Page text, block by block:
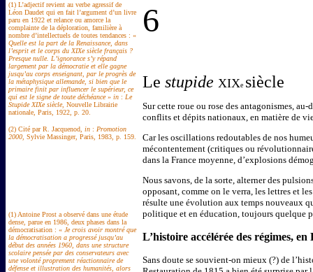
(1) L’adjectif revient au verbe agressif de
Léon Daudet qui en fait l’argument d’un livre
paru en 1922 et relance ou amorce la
complainte de la déploration, familière à
nombre d’intellectuels de toutes tendances : «
Quelle est la part de la Renaissance, dans
l’esprit et le corps du XIXe siècle français ?
Presque nulle. L’ignorance s’y répand
largement par la démocratie et elle gagne
jusqu’au corps enseignant, par le progrès de
la métaphysique allemande, si bien que le
primaire finit par influencer le supérieur, ce
qui est le signe de toute déchéance» in : Le
Stupide XIXe siècle, Nouvelle Librairie
nationale, Paris, 1922, p. 20.
(2) Cité par R. Jacquenod, in : Promotion
2000 , Sylvie Massinger, Paris, 1983, p. 159.
(1) Antoine Prost a observé dans une étude
dense, parue en 1986, deux phases dans la
démocratisation : « Je crois avoir montré que
la démocratisation a progressé jusqu’au
début des années 1960, dans une structure
scolaire pensée par des conservateurs avec
une volonté proprement réactionnaire de
défense et illustration des humanités, alors
6
Le stupide XIXe siècle
Sur cette roue ou rose des antagonismes,
conflits et dépits nationaux, en matière de
Car les oscillations redoutables de nos
mécontentement (critiques ou
dans la France moyenne, d’explosions
Nous savons, de la sorte, alterner des
opposant, comme on le verra, les lettres et
résulte une évolution aux temps nouveaux
politique et en éducation, toujours quelque
L’histoire accélérée des régimes, en
Sans doute se souvient-on mieux (?) de